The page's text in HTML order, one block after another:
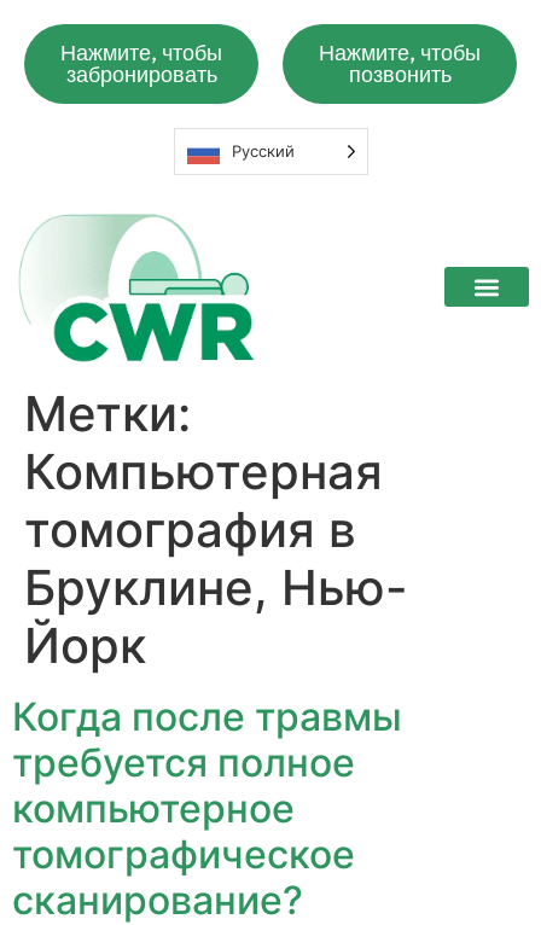
Нажмите, чтобы
забронировать
Нажмите, чтобы
позвонить
Русский
Метки:
Компьютерная
томография в
Бруклине, Нью-
Йорк
Когда после травмы
требуется полное
компьютерное
томографическое
сканирование?